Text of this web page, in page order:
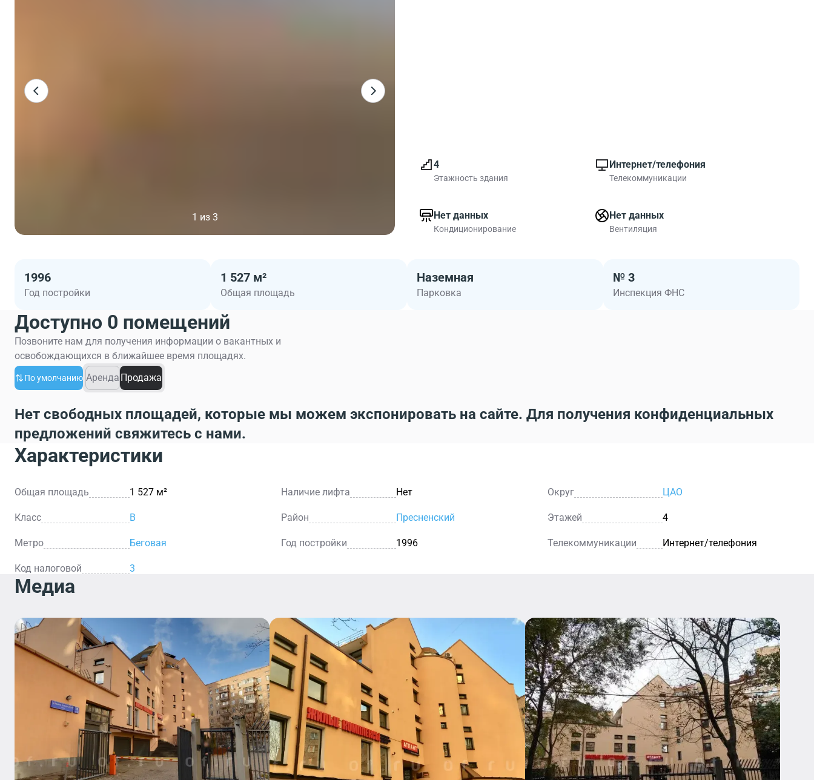
1 из 3
4
Этажность здания
Интернет/телефония
Телекоммуникации
Нет данных
Кондиционирование
Нет данных
Вентиляция
1996
Год постройки
1 527 м²
Общая площадь
Наземная
Парковка
№ 3
Инспекция ФНС
Доступно 0 помещений
Позвоните нам для получения информации о вакантных и
освобождающихся в ближайшее время площадях.
По умолчанию Аренда Продажа
Нет свободных площадей, которые мы можем экспонировать на сайте. Для получения конфиденциальных
предложений свяжитесь с нами.
Характеристики
Общая площадь 1 527 м² Наличие лифта Нет Округ ЦАО
Класс B Район Пресненский Этажей 4
Метро Беговая Год постройки 1996 Телекоммуникации Интернет/телефония
Код налоговой 3
Медиа